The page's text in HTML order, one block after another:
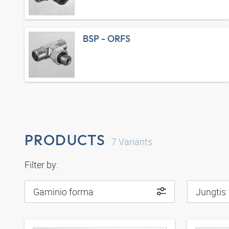
BSP - ORFS
PRODUCTS 7 Variants
Filter by:
Gaminio forma Jungtis